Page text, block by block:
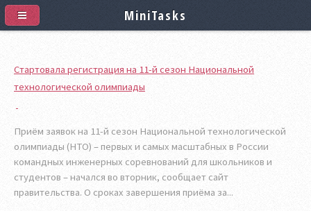
Стартовала регистрация на 11-й сезон Национальной
технологической олимпиады
Приём заявок на 11-й сезон Национальной технологической
олимпиады (НТО) – первых и самых масштабных в России
командных инженерных соревнований для школьников и
студентов – начался во вторник, сообщает сайт
правительства. О сроках завершения приёма за...
MiniTasks